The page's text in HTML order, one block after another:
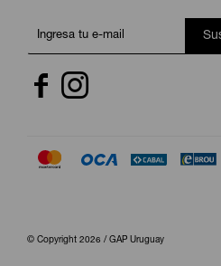
 
© Copyright 2026 / GAP Uruguay